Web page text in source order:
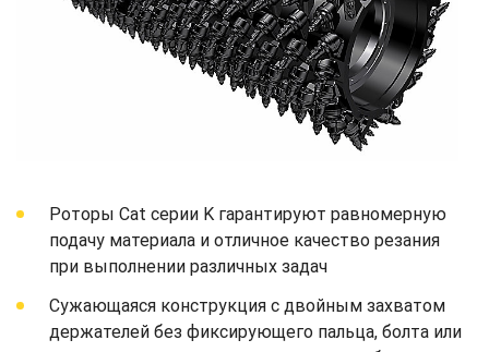
Роторы Cat серии K гарантируют равномерную
подачу материала и отличное качество резания
при выполнении различных задач
Сужающаяся конструкция с двойным захватом
держателей без фиксирующего пальца, болта или